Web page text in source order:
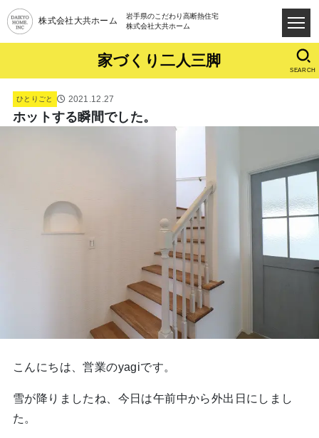
株式会社大共ホーム
岩手県のこだわり高断熱住宅
株式会社大共ホーム
家づくり二人三脚
SEARCH
ひとりごと 2021.12.27
ホットする瞬間でした。
こんにちは、営業のyagiです。
雪が降りましたね、今日は午前中から外出日にしまし
た。